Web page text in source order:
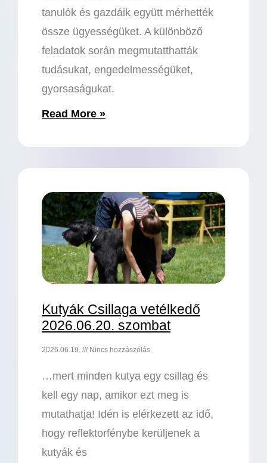
tanulók és gazdáik együtt mérhették
össze ügyességüket. A különböző
feladatok során megmutatthatták
tudásukat, engedelmességüket,
gyorsaságukat.
Read More »
Kutyák Csillaga vetélkedő
2026.06.20. szombat
2026.06.19. Nincs hozzászólás
…mert minden kutya egy csillag és
kell egy nap, amikor ezt meg is
mutathatja! Idén is elérkezett az idő,
hogy reflektorfénybe kerüljenek a
kutyák és